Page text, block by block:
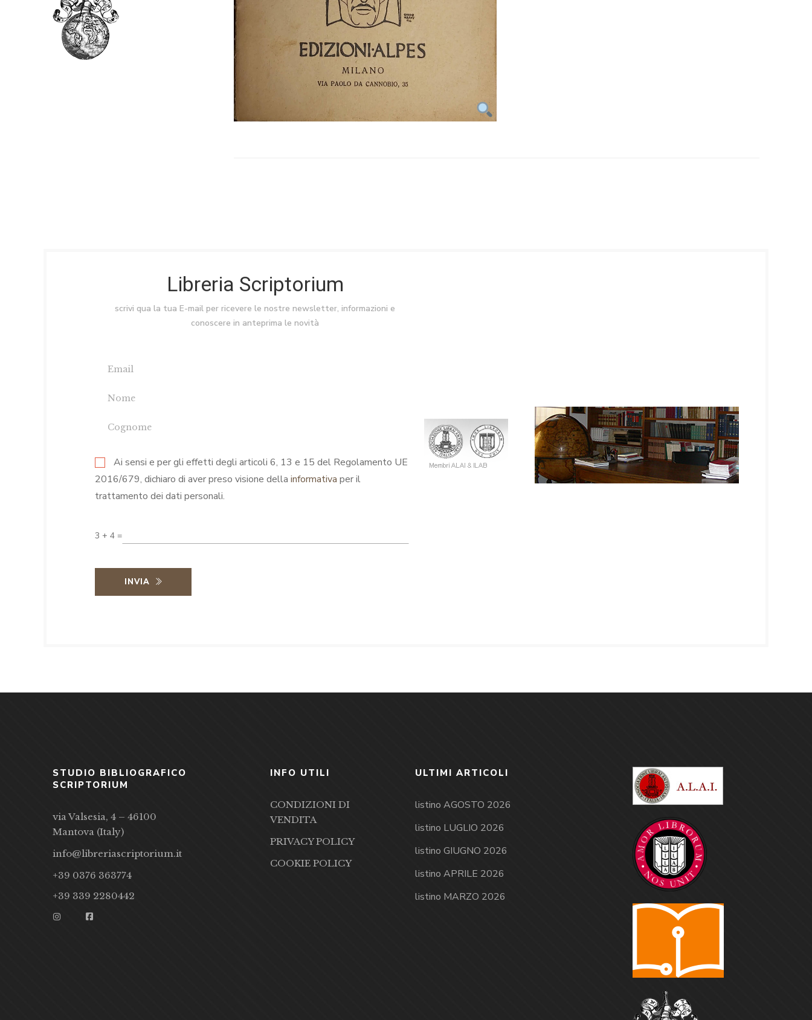
Libreria Scriptorium
scrivi qua la tua E-mail per ricevere le nostre newsletter, informazioni e
conoscere in anteprima le novità
Ai sensi e per gli effetti degli articoli 6, 13 e 15 del Regolamento UE
2016/679, dichiaro di aver preso visione della informativa per il
trattamento dei dati personali.
3 + 4 =
INVIA
STUDIO BIBLIOGRAFICO
SCRIPTORIUM
via Valsesia, 4 – 46100
Mantova (Italy)
info@libreriascriptorium.it
+39 0376 363774
+39 339 2280442
INFO UTILI
CONDIZIONI DI
VENDITA
PRIVACY POLICY
COOKIE POLICY
ULTIMI ARTICOLI
listino AGOSTO 2026
listino LUGLIO 2026
listino GIUGNO 2026
listino APRILE 2026
listino MARZO 2026